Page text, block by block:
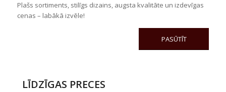
Plašs sortiments, stilīgs dizains, augsta kvalitāte un izdevīgas
cenas – labākā izvēle!
PASŪTĪT
LĪDZĪGAS PRECES